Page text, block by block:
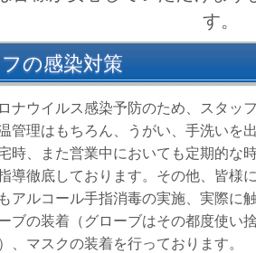
す。
の感染対策
ウイルス感染予防のため、スタッ
管理はもちろん、うがい、手洗いを
時、また営業中においても定期的な
導徹底しております。その他、皆様
アルコール手指消毒の実施、実際に
ブの装着（グローブはその都度使い
、マスクの装着を行っております。